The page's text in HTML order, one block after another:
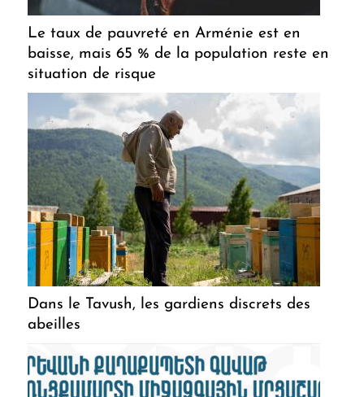
Le taux de pauvreté en Arménie est en
baisse, mais 65 % de la population reste en
situation de risque
Dans le Tavush, les gardiens discrets des
abeilles